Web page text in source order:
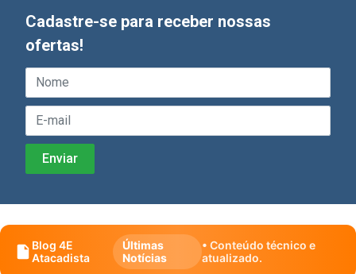
Cadastre-se para receber nossas
ofertas!
Blog 4E
Atacadista
Últimas
Notícias
• Conteúdo técnico e
atualizado.